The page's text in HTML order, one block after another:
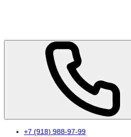
+7 (918) 988-97-99